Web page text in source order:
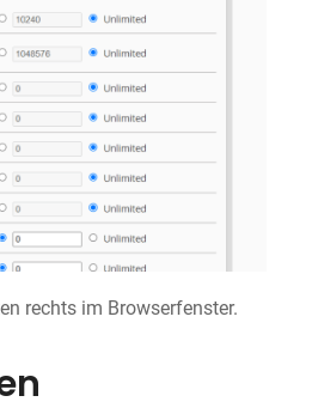
rechts im Browserfenster.